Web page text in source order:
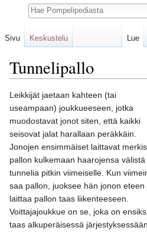
Tunnelipallo
Leikkijät jaetaan kahteen (tai
useampaan) joukkueeseen, jotka
muodostavat jonot siten, että kaikki
seisovat jalat harallaan peräkkäin.
Jonojen ensimmäiset laittavat
pallon kulkemaan haarojensa välistä
tunnelia pitkin viimeiselle. Kun
saa pallon, juoksee hän jonon eteen
laittaa pallon taas liikenteeseen.
Voittajajoukkue on se, joka on
taas alkuperäisessä
Sivu Keskustelu Lue